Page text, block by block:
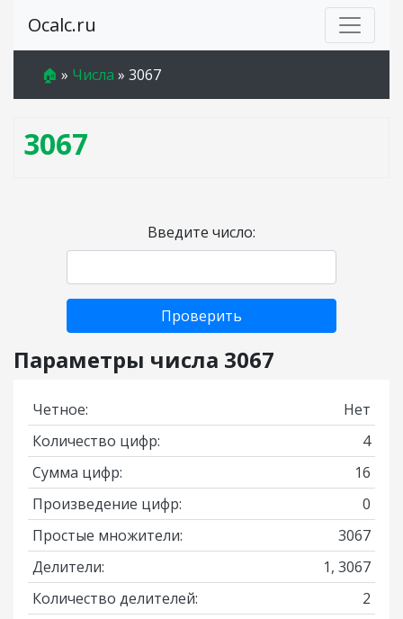
Ocalc.ru
🏠 » Числа » 3067
3067
Введите число:
Проверить
Параметры числа 3067
Четное:
Нет
Количество цифр:
4
Сумма цифр:
16
Произведение цифр:
0
Простые множители:
3067
Делители:
1, 3067
Количество делителей:
2